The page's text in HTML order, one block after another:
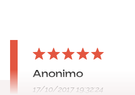
Anonimo
17/10/2017 19:32:24